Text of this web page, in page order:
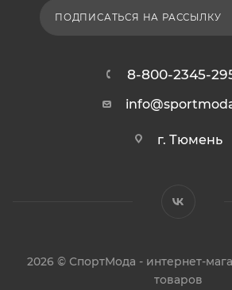
ПОДПИСАТЬСЯ НА РАССЫЛКУ
8-800-2345-
г. Тюмень
2026 © СпортМода - интернет-
товаров